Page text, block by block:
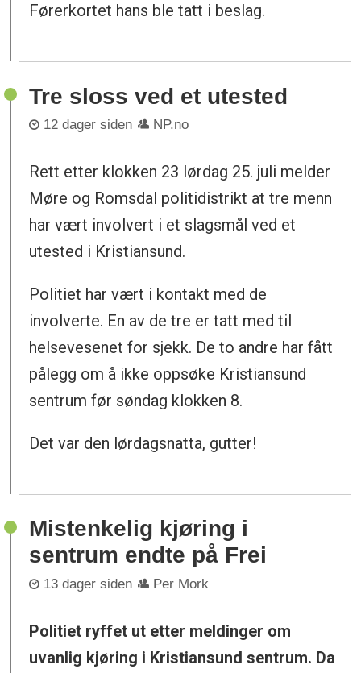
Førerkortet hans ble tatt i beslag.
Tre sloss ved et utested
12 dager siden NP.no
Rett etter klokken 23 lørdag 25. juli melder
Møre og Romsdal politidistrikt at tre menn
har vært involvert i et slagsmål ved et
utested i Kristiansund.
Politiet har vært i kontakt med de
involverte. En av de tre er tatt med til
helsevesenet for sjekk. De to andre har fått
pålegg om å ikke oppsøke Kristiansund
sentrum før søndag klokken 8.
Det var den lørdagsnatta, gutter!
Mistenkelig kjøring i
sentrum endte på Frei
13 dager siden Per Mork
Politiet ryffet ut etter meldinger om
uvanlig kjøring i Kristiansund sentrum. Da